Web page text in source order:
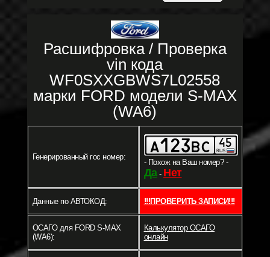
Расшифровка / Проверка
vin кода
WF0SXXGBWS7L02558
марки FORD модели S-MAX
(WA6)
Генерированный гос номер:
- Похож на Ваш номер? -
Да- Нет
Данные по АВТОКОД: !!!ПРОВЕРИТЬ ЗАПИСИ!!!
ОСАГО для FORD S-MAX
(WA6):
Калькулятор ОСАГО
онлайн